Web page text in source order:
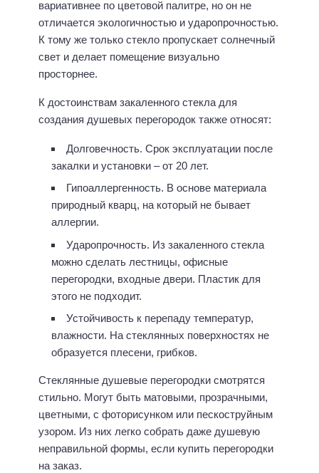
вариативнее по цветовой палитре, но он не
отличается экологичностью и ударопрочностью.
К тому же только стекло пропускает солнечный
свет и делает помещение визуально
просторнее.
К достоинствам закаленного стекла для
создания душевых перегородок также относят:
Долговечность. Срок эксплуатации после
закалки и установки – от 20 лет.
Гипоаллергенность. В основе материала
природный кварц, на который не бывает
аллергии.
Ударопрочность. Из закаленного стекла
можно сделать лестницы, офисные
перегородки, входные двери. Пластик для
этого не подходит.
Устойчивость к перепаду температур,
влажности. На стеклянных поверхностях не
образуется плесени, грибков.
Стеклянные душевые перегородки смотрятся
стильно. Могут быть матовыми, прозрачными,
цветными, с фоторисунком или пескоструйным
узором. Из них легко собрать даже душевую
неправильной формы, если купить перегородки
на заказ.